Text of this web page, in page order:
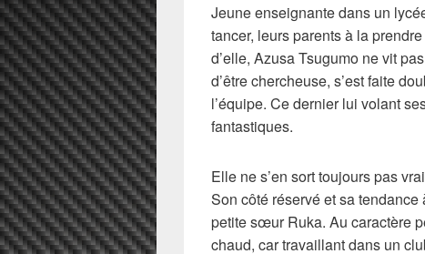
Jeune enseignante dans un
tancer, leurs parents à la
d’elle, Azusa Tsugumo ne vit
d’être chercheuse, s’est faite
l’équipe. Ce dernier lui volant
fantastiques.
Elle ne s’en sort toujours pas
Son côté réservé et sa
petite sœur Ruka. Au caractère
chaud, car travaillant dans un